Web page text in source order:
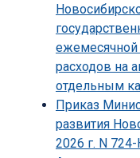
расходов на
отдельным
Приказ
развития
2026 г. N